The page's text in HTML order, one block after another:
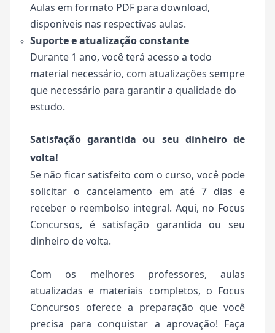
Aulas em formato PDF para download,
disponíveis nas respectivas aulas.
Suporte e atualização constante
Durante 1 ano, você terá acesso a todo
material necessário, com atualizações sempre
que necessário para garantir a qualidade do
estudo.
Satisfação garantida ou seu dinheiro de
volta!
Se não ficar satisfeito com o curso, você pode
solicitar o cancelamento em até 7 dias e
receber o reembolso integral. Aqui, no Focus
Concursos, é satisfação garantida ou seu
dinheiro de volta.
Com os melhores professores, aulas
atualizadas e materiais completos, o Focus
Concursos oferece a preparação que você
precisa para conquistar a aprovação! Faça